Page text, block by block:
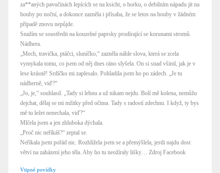
za**aných pavučinách lepících se na ksicht, o horku, o debilním nápadu jít na
houby po noční, a dokonce zazněla i přísaha, že se letos na houby v žádném
případě znovu nepůjde.
Snažím se soustředit na kouzelné paprsky prodírající se korunami stromů.
Nádhera.
„Mech, travička, ptáčci, sluníčko,“ zazněla náhle slova, která se zcela
vymykala tomu, co jsem od něj dnes ráno slyšela. On si snad všiml, jak je v
lese krásně! Srdíčko mi zaplesalo. Pohladila jsem ho po zádech. „Je tu
nádherně, viď?“
„Jo, je,“ souhlasil. „Tady si lehnu a už nikam nejdu. Bolí mě kolena, nemůžu
dejchat, dělaj se mi mžitky před očima. Tady s radostí zdechnu. I když, ty bys
mě tu ležet nenechala, viď?“
Mlčela jsem a jen zhluboka dýchala.
„Proč nic neříkáš?“ zeptal se.
Neříkala jsem pořád nic. Rozhlížela jsem se a přemýšlela, jestli najdu dost
větví na zaházení jeho těla. Aby ho tu neožíraly lišky… Zdroj Facebook
Vtipné povídky